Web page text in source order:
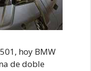
hoy BMW
de doble